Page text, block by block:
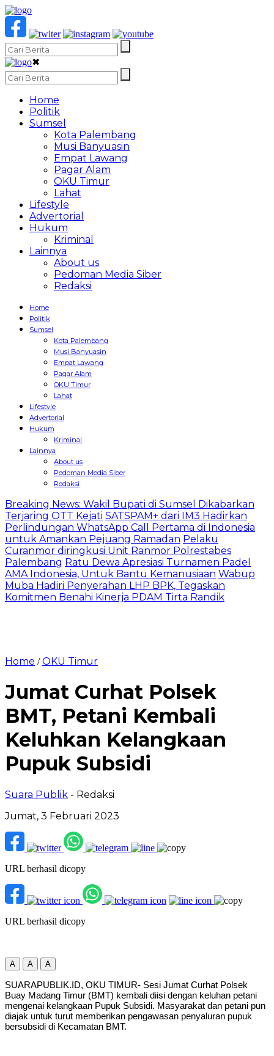
✖
Home
Politik
Sumsel
Kota Palembang
Musi Banyuasin
Empat Lawang
Pagar Alam
OKU Timur
Lahat
Lifestyle
Advertorial
Hukum
Kriminal
Lainnya
About us
Pedoman Media Siber
Redaksi
Home
Politik
Sumsel
Kota Palembang
Musi Banyuasin
Empat Lawang
Pagar Alam
OKU Timur
Lahat
Lifestyle
Advertorial
Hukum
Kriminal
Lainnya
About us
Pedoman Media Siber
Redaksi
Breaking News: Wakil Bupati di Sumsel Dikabarkan
Terjaring OTT Kejati SATSPAM+ dari IM3 Hadirkan
Perlindungan WhatsApp Call Pertama di Indonesia
untuk Amankan Pejuang Ramadan Pelaku
Curanmor diringkusi Unit Ranmor Polrestabes
Palembang Ratu Dewa Apresiasi Turnamen Padel
AMA Indonesia, Untuk Bantu Kemanusiaan Wabup
Muba Hadiri Penyerahan LHP BPK, Tegaskan
Komitmen Benahi Kinerja PDAM Tirta Randik
Home /OKU Timur
Jumat Curhat Polsek
BMT, Petani Kembali
Keluhkan Kelangkaan
Pupuk Subsidi
Suara Publik - Redaksi
Jumat, 3 Februari 2023
URL berhasil dicopy
URL berhasil dicopy
A A A
SUARAPUBLIK.ID, OKU TIMUR- Sesi Jumat Curhat Polsek
Buay Madang Timur (BMT) kembali diisi dengan keluhan petani
mengenai kelangkaan Pupuk Subsidi. Masyarakat dan petani pun
diajak untuk turut memberikan pengawasan penyaluran pupuk
bersubsidi di Kecamatan BMT.